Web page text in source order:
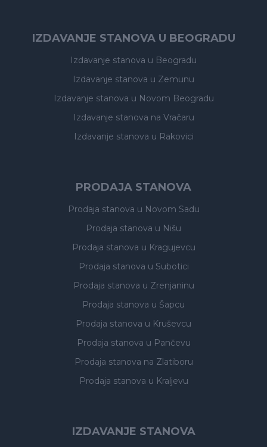
IZDAVANJE STANOVA U BEOGRADU
Izdavanje stanova u Beogradu
Izdavanje stanova u Zemunu
Izdavanje stanova u Novom Beogradu
Izdavanje stanova na Vračaru
Izdavanje stanova u Rakovici
PRODAJA STANOVA
Prodaja stanova u Novom Sadu
Prodaja stanova u Nišu
Prodaja stanova u Kragujevcu
Prodaja stanova u Subotici
Prodaja stanova u Zrenjaninu
Prodaja stanova u Šapcu
Prodaja stanova u Kruševcu
Prodaja stanova u Pančevu
Prodaja stanova na Zlatiboru
Prodaja stanova u Kraljevu
IZDAVANJE STANOVA